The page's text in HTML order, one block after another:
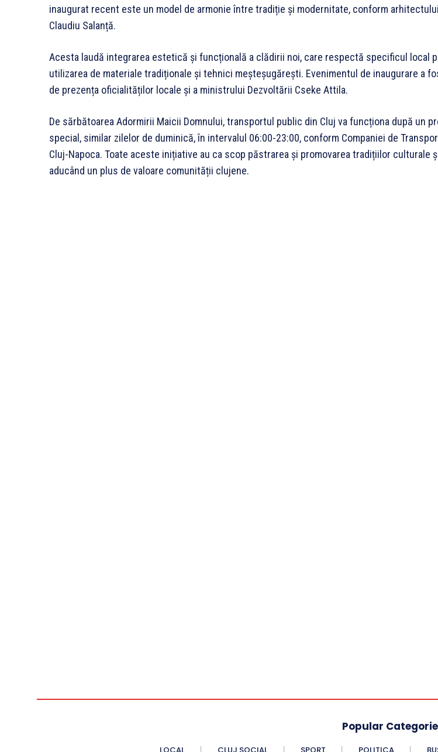
inaugurat recent este un model de armonie între tradiție și modernitate, conform
Claudiu Salanță.
Acesta laudă integrarea estetică și funcțională a clădirii noi, care respectă specificul local
utilizarea de materiale tradiționale și tehnici meșteșugărești. Evenimentul de inaugurare a
de prezența oficialităților locale și a ministrului Dezvoltării Cseke Attila.
De sărbătoarea Adormirii Maicii Domnului, transportul public din Cluj va funcționa după un
special, similar zilelor de duminică, în intervalul 06:00-23:00, conform Companiei de
Cluj-Napoca. Toate aceste inițiative au ca scop păstrarea și promovarea tradițiilor culturale
aducând un plus de valoare comunității clujene.
Popular